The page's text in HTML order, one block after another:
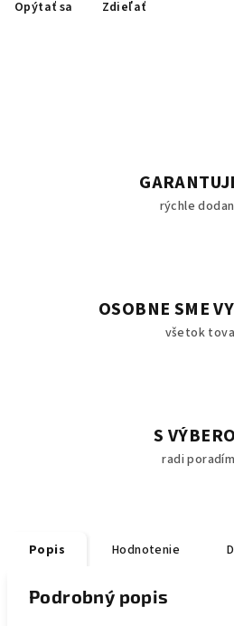
Opýtať sa Zdieľať
rýchle
OSOBNE SME
všetok
S
radi
Popis Hodnotenie
Podrobný popis